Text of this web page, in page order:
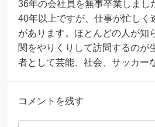
36年の会社員を無事卒業しまし
40年以上ですが、仕事が忙しく
があります。ほとんどの人が知
関をやりくりして訪問するのが
者として芸能、社会、サッカー
コメントを残す